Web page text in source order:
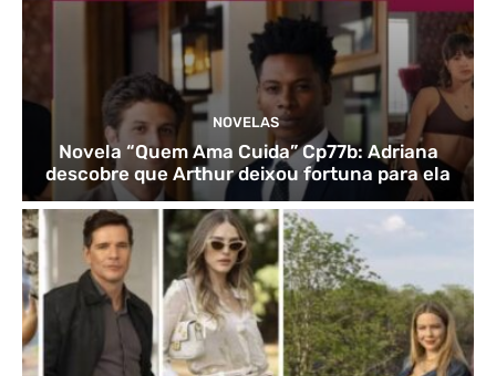
NOVELAS
Novela “Quem Ama Cuida” Cp77b: Adriana
descobre que Arthur deixou fortuna para ela